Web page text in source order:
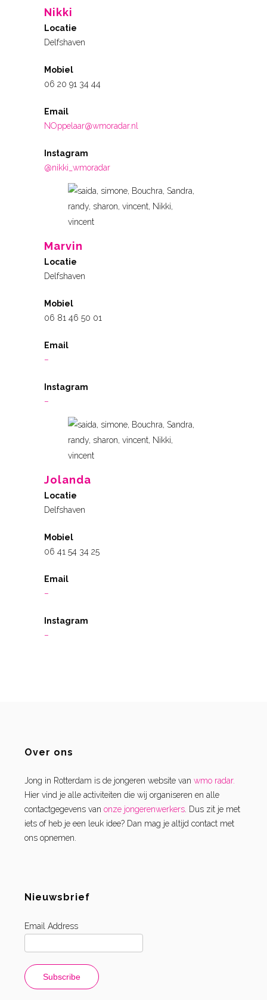
Nikki
Locatie
Delfshaven
Mobiel
06 20 91 34 44
Email
NOppelaar@wmoradar.nl
Instagram
@nikki_wmoradar
Marvin
Locatie
Delfshaven
Mobiel
06 81 46 50 01
Email
–
Instagram
–
Jolanda
Locatie
Delfshaven
Mobiel
06 41 54 34 25
Email
–
Instagram
–
Over ons
Jong in Rotterdam is de jongeren website van wmo radar.
Hier vind je alle activiteiten die wij organiseren en alle
contactgegevens van onze jongerenwerkers . Dus zit je met
iets of heb je een leuk idee? Dan mag je altijd contact met
ons opnemen.
Nieuwsbrief
Email Address